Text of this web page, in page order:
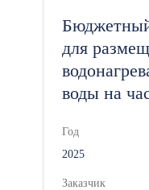
для
воды на
Год
2025
Заказчик